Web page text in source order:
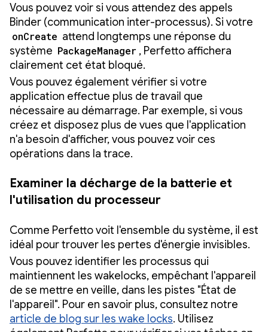
Vous pouvez voir si vous attendez des appels
Binder (communication inter-processus). Si votre
onCreate attend longtemps une réponse du
système PackageManager , Perfetto affichera
clairement cet état bloqué.
Vous pouvez également vérifier si votre
application effectue plus de travail que
nécessaire au démarrage. Par exemple, si vous
créez et disposez plus de vues que l'application
n'a besoin d'afficher, vous pouvez voir ces
opérations dans la trace.
Examiner la décharge de la batterie et
l'utilisation du processeur
Comme Perfetto voit l'ensemble du système, il est
idéal pour trouver les pertes d'énergie invisibles.
Vous pouvez identifier les processus qui
maintiennent les wakelocks, empêchant l'appareil
de se mettre en veille, dans les pistes "État de
l'appareil". Pour en savoir plus, consultez notre
article de blog sur les wake locks. Utilisez